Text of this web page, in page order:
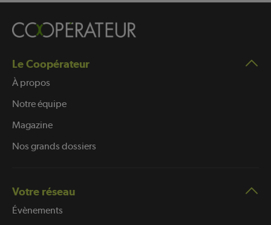
Le Coopérateur
À propos
Notre équipe
Magazine
Nos grands dossiers
Votre réseau
Évènements